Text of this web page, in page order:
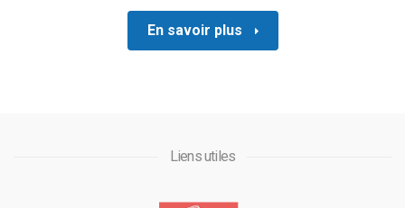
En savoir plus
Liens utiles